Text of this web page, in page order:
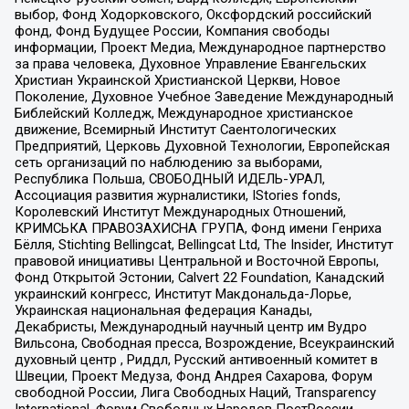
выбор, Фонд Ходорковского, Оксфордский российский
фонд, Фонд Будущее России, Компания свободы
информации, Проект Медиа, Международное партнерство
за права человека, Духовное Управление Евангельских
Христиан Украинской Христианской Церкви, Новое
Поколение, Духовное Учебное Заведение Международный
Библейский Колледж, Международное христианское
движение, Всемирный Институт Саентологических
Предприятий, Церковь Духовной Технологии, Европейская
сеть организаций по наблюдению за выборами,
Республика Польша, СВОБОДНЫЙ ИДЕЛЬ-УРАЛ,
Ассоциация развития журналистики, IStories fonds,
Королевский Институт Международных Отношений,
КРИМСЬКА ПРАВОЗАХИСНА ГРУПА, Фонд имени Генриха
Бёлля, Stichting Bellingcat, Bellingcat Ltd, The Insider, Институт
правовой инициативы Центральной и Восточной Европы,
Фонд Открытой Эстонии, Calvert 22 Foundation, Канадский
украинский конгресс, Институт Макдональда-Лорье,
Украинская национальная федерация Канады,
Декабристы, Международный научный центр им Вудро
Вильсона, Свободная пресса, Возрождение, Всеукраинский
духовный центр , Риддл, Русский антивоенный комитет в
Швеции, Проект Медуза, Фонд Андрея Сахарова, Форум
свободной России, Лига Свободных Наций, Transparеncy